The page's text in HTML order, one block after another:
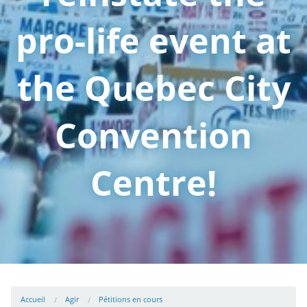
pro-life event at
the Quebec City
Convention
Centre!
Accueil Agir Pétitions en cours